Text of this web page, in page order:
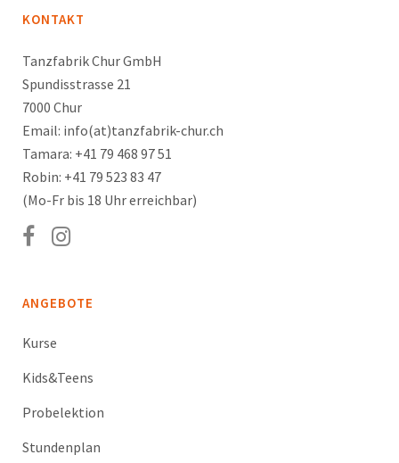
KONTAKT
Tanzfabrik Chur GmbH
Spundisstrasse 21
7000 Chur
Email: info(at)tanzfabrik-chur.ch
Tamara: +41 79 468 97 51
Robin: +41 79 523 83 47
(Mo-Fr bis 18 Uhr erreichbar)
ANGEBOTE
Kurse
Kids&Teens
Probelektion
Stundenplan